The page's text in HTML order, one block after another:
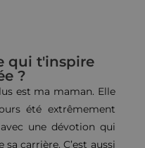
qui t'inspire
?
est ma maman. Elle
été extrêmement
une dévotion qui
sa carrière. C’est aussi